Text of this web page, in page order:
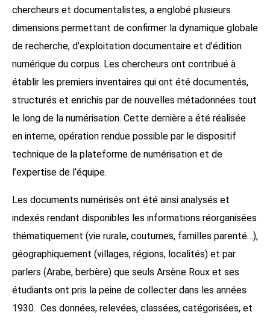
chercheurs et documentalistes, a englobé plusieurs
dimensions permettant de confirmer la dynamique globale
de recherche, d’exploitation documentaire et d’édition
numérique du corpus. Les chercheurs ont contribué à
établir les premiers inventaires qui ont été documentés,
structurés et enrichis par de nouvelles métadonnées tout
le long de la numérisation. Cette dernière a été réalisée
en interne, opération rendue possible par le dispositif
technique de la plateforme de numérisation et de
l’expertise de l’équipe.
Les documents numérisés ont été ainsi analysés et
indexés rendant disponibles les informations réorganisées
thématiquement (vie rurale, coutumes, familles parenté…),
géographiquement (villages, régions, localités) et par
parlers (Arabe, berbère) que seuls Arsène Roux et ses
étudiants ont pris la peine de collecter dans les années
1930. Ces données, relevées, classées, catégorisées, et